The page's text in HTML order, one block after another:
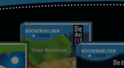
& GESELLSCHAFT